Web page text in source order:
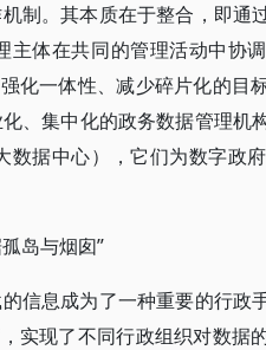
制。其本质在于整合，即通
体在共同的管理活动中协调
化一体性、减少碎片化的目
、集中化的政务数据管理机
据中心），它们为数字政
岛与烟囱”
信息成为了一种重要的行政
实现了不同行政组织对数据